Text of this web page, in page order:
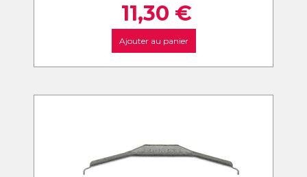
11,30 €
Ajouter au panier